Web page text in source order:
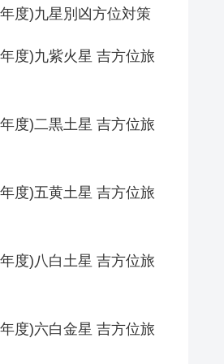
度)九星別凶方位対策
度)九紫火星 吉方位旅
度)二黒土星 吉方位旅
度)五黄土星 吉方位旅
度)八白土星 吉方位旅
度)六白金星 吉方位旅